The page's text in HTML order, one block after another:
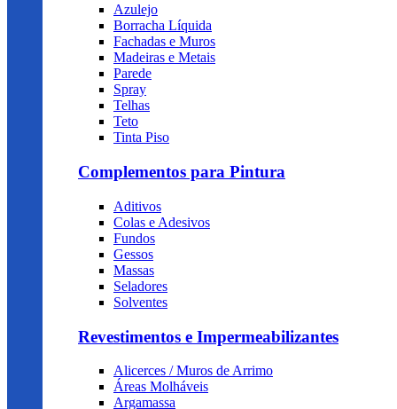
Azulejo
Borracha Líquida
Fachadas e Muros
Madeiras e Metais
Parede
Spray
Telhas
Teto
Tinta Piso
Complementos para Pintura
Aditivos
Colas e Adesivos
Fundos
Gessos
Massas
Seladores
Solventes
Revestimentos e Impermeabilizantes
Alicerces / Muros de Arrimo
Áreas Molháveis
Argamassa